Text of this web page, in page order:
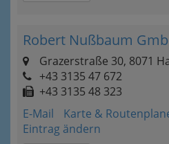
Robert Nußbaum
Grazerstraße 30, 8071
+43 3135 47 672
+43 3135 48 323
E-Mail
Karte &
Eintrag ändern